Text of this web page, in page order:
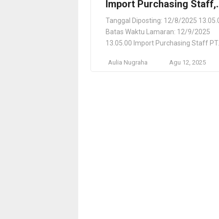
Import Purchasing Staff,
PT. Tajimaku Peralatan
Indonesia
Tanggal Diposting: 12/8/2025
Batas Waktu Lamaran: 12/9/2025
13.05.00 Import Purchasing Staff PT.
Jawa Timur, ID Lokasi Pekerjaan
Aulia Nugraha Agu 12, 2025